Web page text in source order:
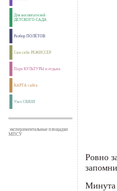
Для воспитателей
ДЕТСКОГО САДА
Разбор ПОЛЁТОВ
Сам себе РЕЖИССЁР
Парк КУЛЬТУРЫ и отдыха
КАРТА сайта
Узел СВЯЗИ
экспериментальные площадки
МПСУ
Ровно
Минута